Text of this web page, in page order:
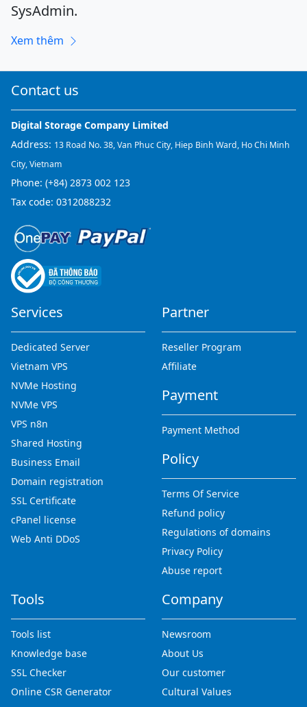
SysAdmin.
Xem thêm
Contact us
Digital Storage Company Limited
Address: 13 Road No. 38, Van Phuc City, Hiep Binh Ward, Ho Chi Minh
City, Vietnam
Phone: (+84) 2873 002 123
Tax code: 0312088232
Services
Dedicated Server
Vietnam VPS
NVMe Hosting
NVMe VPS
VPS n8n
Shared Hosting
Business Email
Domain registration
SSL Certificate
cPanel license
Web Anti DDoS
Partner
Reseller Program
Affiliate
Payment
Payment Method
Policy
Terms Of Service
Refund policy
Regulations of domains
Privacy Policy
Abuse report
Tools
Tools list
Knowledge base
SSL Checker
Online CSR Generator
Company
Newsroom
About Us
Our customer
Cultural Values